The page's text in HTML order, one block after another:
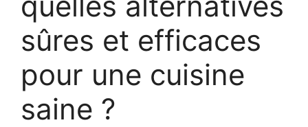
sûres et efficaces
pour une cuisine
saine ?